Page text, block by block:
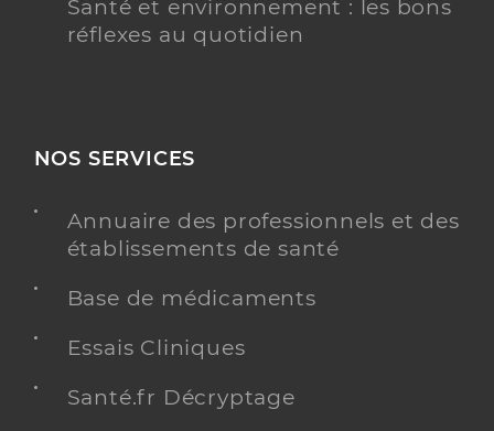
Santé et environnement : les bons
réflexes au quotidien
NOS SERVICES
Annuaire des professionnels et des
établissements de santé
Base de médicaments
Essais Cliniques
Santé.fr Décryptage